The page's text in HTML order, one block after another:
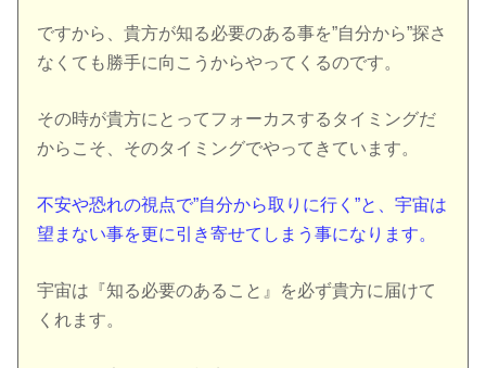
ですから、貴方が知る必要のある事を”自分から”探さ
なくても勝手に向こうからやってくるのです。
その時が貴方にとってフォーカスするタイミングだ
からこそ、そのタイミングでやってきています。
不安や恐れの視点で”自分から取りに行く”と、宇宙は
望まない事を更に引き寄せてしまう事になります。
宇宙は『知る必要のあること』を必ず貴方に届けて
くれます。